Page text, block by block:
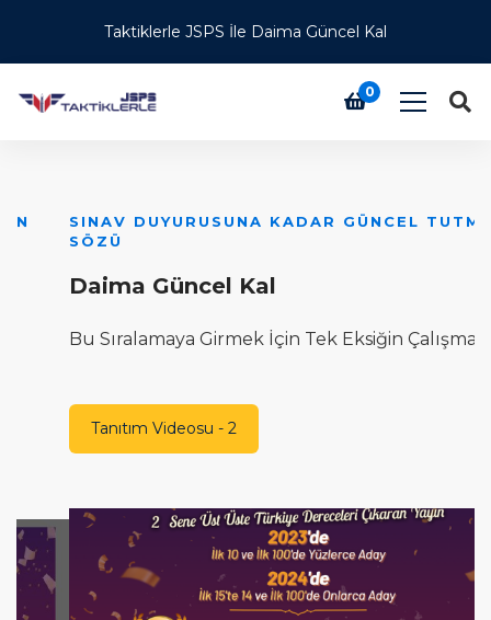
Taktiklerle JSPS İle Daima Güncel Kal
0
SINAV DUYURUSUNA KADAR GÜNCEL TUTMA
SÖZÜ
Daima Güncel Kal
Bu Sıralamaya Girmek İçin Tek Eksiğin Çalışmamak
Tanıtım Videosu - 2